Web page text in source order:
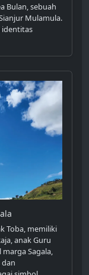
Bulan, sebuah
Mulamula.
identitas
Toba, memiliki
anak Guru
Sagala,